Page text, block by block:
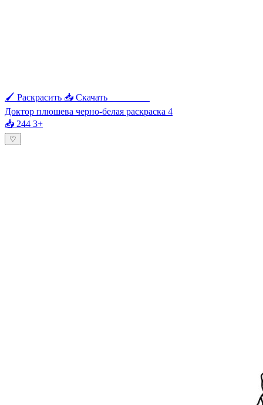
🖌 Раскрасить 📥 Скачать
Доктор плюшева черно-белая раскраска 4
📥 244 3+
♡